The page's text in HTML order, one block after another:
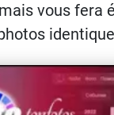
vous fera